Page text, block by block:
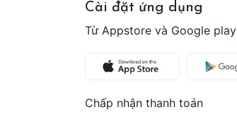
Cài đặt ứng dụng
Từ Appstore và Google play
Chấp nhận thanh toán